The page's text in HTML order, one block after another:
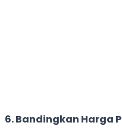
6. Bandingkan Harga